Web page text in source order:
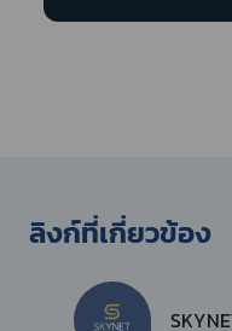
ลิงก์ที่เกี่ยวข้อง